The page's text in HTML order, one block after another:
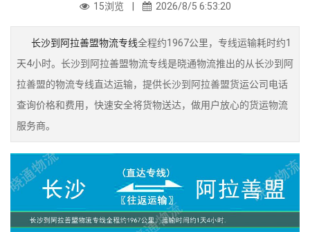
15浏览 | 2026/8/5 6:53:20
长沙到阿拉善盟物流专线全程约1967公里，专线运输耗时约1
天4小时。长沙到阿拉善盟物流专线是晓通物流推出的从长沙到阿
拉善盟的物流专线直达运输，提供长沙到阿拉善盟货运公司电话
查询价格和费用，快速安全将货物送达，做用户放心的货运物流
服务商。